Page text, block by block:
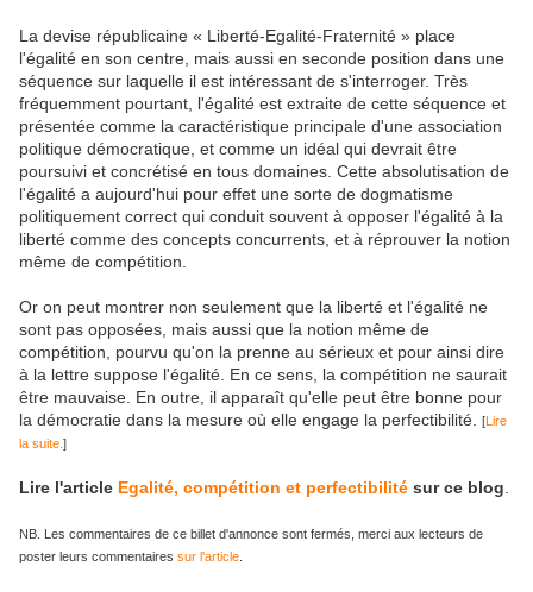
La devise républicaine « Liberté-Egalité-Fraternité » place
l'égalité en son centre, mais aussi en seconde position dans une
séquence sur laquelle il est intéressant de s'interroger. Très
fréquemment pourtant, l'égalité est extraite de cette séquence et
présentée comme la caractéristique principale d'une association
politique démocratique, et comme un idéal qui devrait être
poursuivi et concrétisé en tous domaines. Cette absolutisation de
l'égalité a aujourd'hui pour effet une sorte de dogmatisme
politiquement correct qui conduit souvent à opposer l'égalité à la
liberté comme des concepts concurrents, et à réprouver la notion
même de compétition.
Or on peut montrer non seulement que la liberté et l'égalité ne
sont pas opposées, mais aussi que la notion même de
compétition, pourvu qu'on la prenne au sérieux et pour ainsi dire
à la lettre suppose l'égalité. En ce sens, la compétition ne saurait
être mauvaise. En outre, il apparaît qu'elle peut être bonne pour
la démocratie dans la mesure où elle engage la perfectibilité.
[Lire
la suite. ]
Lire l'article Egalité, compétition et perfectibilité sur ce blog
NB. Les commentaires de ce billet d'annonce sont fermés, merci aux lecteurs de
poster leurs commentaires sur l'article